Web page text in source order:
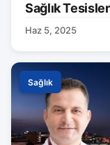
Sağlık
Haz 5, 2025
Sağlık